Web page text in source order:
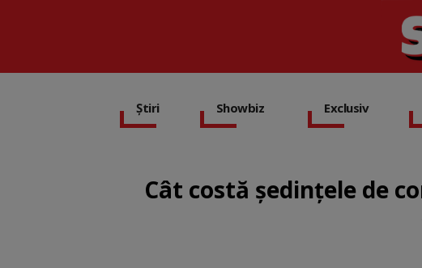
Știri Showbiz Exclusiv
Cât costă ședințele de